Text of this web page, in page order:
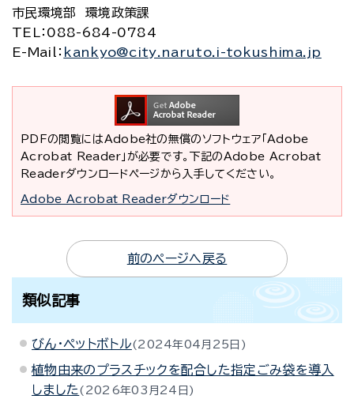
市民環境部 環境政策課
TEL
：088-684-0784
E-Mail
： kankyo@city.naruto.i-tokushima.jp
PDFの閲覧にはAdobe社の無償のソフトウェア「Adobe
Acrobat Reader」が必要です。下記のAdobe Acrobat
Readerダウンロードページから入手してください。
Adobe Acrobat Readerダウンロード
前のページへ戻る
類似記事
びん・ペットボトル 2024年04月25日
植物由来のプラスチックを配合した指定ごみ袋を導入
しました
2026年03月24日